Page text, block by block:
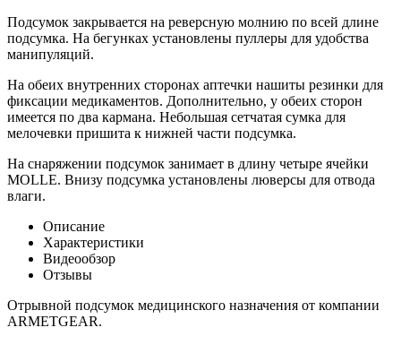
Подсумок закрывается на реверсную молнию по всей длине
подсумка. На бегунках установлены пуллеры для удобства
манипуляций.
На обеих внутренних сторонах аптечки нашиты резинки для
фиксации медикаментов. Дополнительно, у обеих сторон
имеется по два кармана. Небольшая сетчатая сумка для
мелочевки пришита к нижней части подсумка.
На снаряжении подсумок занимает в длину четыре ячейки
MOLLE. Внизу подсумка установлены люверсы для отвода
влаги.
Описание
Характеристики
Видеообзор
Отзывы
Отрывной подсумок медицинского назначения от компании
ARMETGEAR.